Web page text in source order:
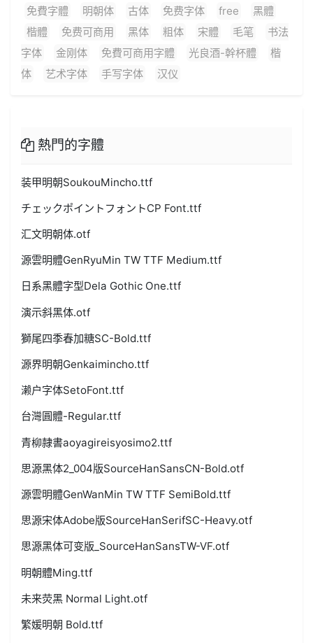
免費字體 明朝体 古体 免费字体 free
黑體
楷體
免费可商用 黑体 粗体 宋體 毛笔
书法
字体
金刚体 免費可商用字體 光良酒-幹杯體
楷
体
艺术字体 手写字体 汉仪
熱門的字體
装甲明朝SoukouMincho.ttf
チェックポイントフォントCP Font.ttf
汇文明朝体.otf
源雲明體GenRyuMin TW TTF Medium.ttf
日系黑體字型Dela Gothic One.ttf
演示斜黑体.otf
獅尾四季春加糖SC-Bold.ttf
源界明朝Genkaimincho.ttf
濑户字体SetoFont.ttf
台灣圓體-Regular.ttf
青柳隷書aoyagireisyosimo2.ttf
思源黑体2_004版SourceHanSansCN-Bold.otf
源雲明體GenWanMin TW TTF SemiBold.ttf
思源宋体Adobe版SourceHanSerifSC-Heavy.otf
思源黑体可变版_SourceHanSansTW-VF.otf
明朝體Ming.ttf
未来荧黑 Normal Light.otf
繁媛明朝 Bold.ttf